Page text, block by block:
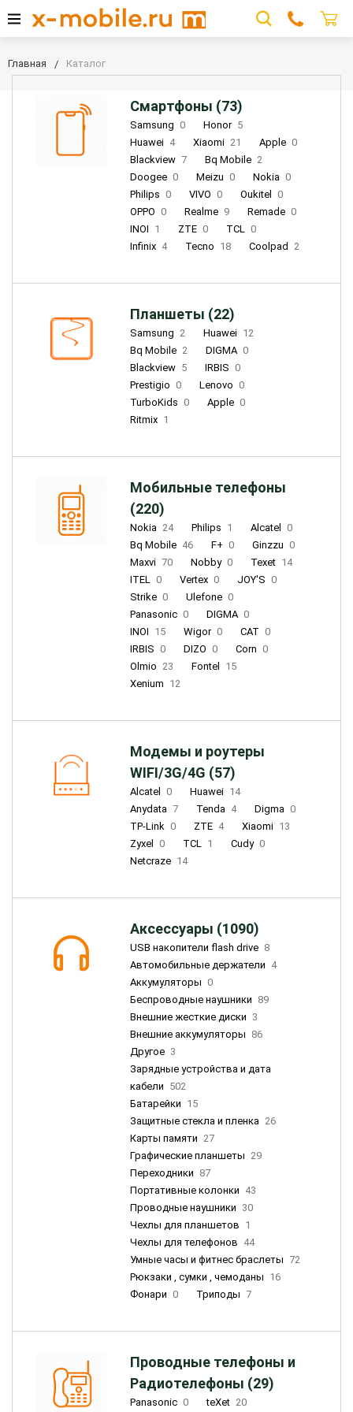
Главная Каталог
Смартфоны (73)
Samsung 0 Honor 5
Huawei 4 Xiaomi 21 Apple 0
Blackview 7 Bq Mobile 2
Doogee 0 Meizu 0 Nokia 0
Philips 0 VIVO 0 Oukitel
0
OPPO 0 Realme 9 Remade 0
INOI 1 ZTE 0 TCL 0
Infinix 4 Tecno 18 Coolpad 2
Планшеты (22)
Samsung 2 Huawei 12
Bq Mobile 2 DIGMA 0
Blackview 5 IRBIS 0
Prestigio 0 Lenovo 0
TurboKids 0 Apple 0
Ritmix 1
Мобильные телефоны
(220)
Nokia 24 Philips 1 Alcatel
0
Bq Mobile 46 F+ 0 Ginzzu 0
Maxvi 70 Nobby 0 Texet 14
ITEL 0 Vertex 0 JOY'S 0
Strike 0 Ulefone 0
Panasonic 0 DIGMA 0
INOI 15 Wigor 0 CAT 0
IRBIS 0 DIZO 0 Corn 0
Olmio 23 Fontel
15
Xenium 12
Модемы и роутеры
WIFI/3G/4G (57)
Alcatel 0 Huawei 14
Anydata 7 Tenda 4 Digma 0
TP-Link 0 ZTE 4 Xiaomi 13
Zyxel
0 TCL 1 Cudy 0
Netcraze 14
Аксессуары (1090)
USB накопители flash drive 8
Автомобильные держатели 4
Аккумуляторы 0
Беспроводные наушники 89
Внешние жесткие диски 3
Внешние аккумуляторы 86
Другое 3
Зарядные устройства и дата
кабели 502
Батарейки 15
Защитные стекла и пленка 26
Карты памяти 27
Графические планшеты 29
Переходники 87
Портативные колонки 43
Проводные наушники 30
Чехлы для планшетов 1
Чехлы для телефонов 44
Умные часы и фитнес браслеты 72
Рюкзаки , сумки , чемоданы 16
Фонари 0 Триподы 7
Проводные телефоны и
Радиотелефоны (29)
Panasonic 0 teXet 20